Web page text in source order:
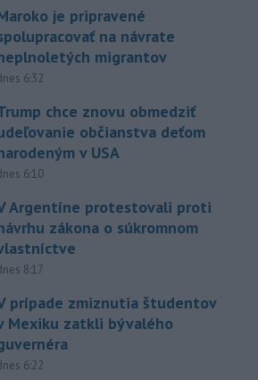
je pripravené
na návrate
migrantov
6:32
chce znovu obmedziť
občianstva deťom
v USA
6:10
Argentíne protestovali proti
zákona o súkromnom
8:17
prípade zmiznutia študentov
Mexiku zatkli bývalého
6:22